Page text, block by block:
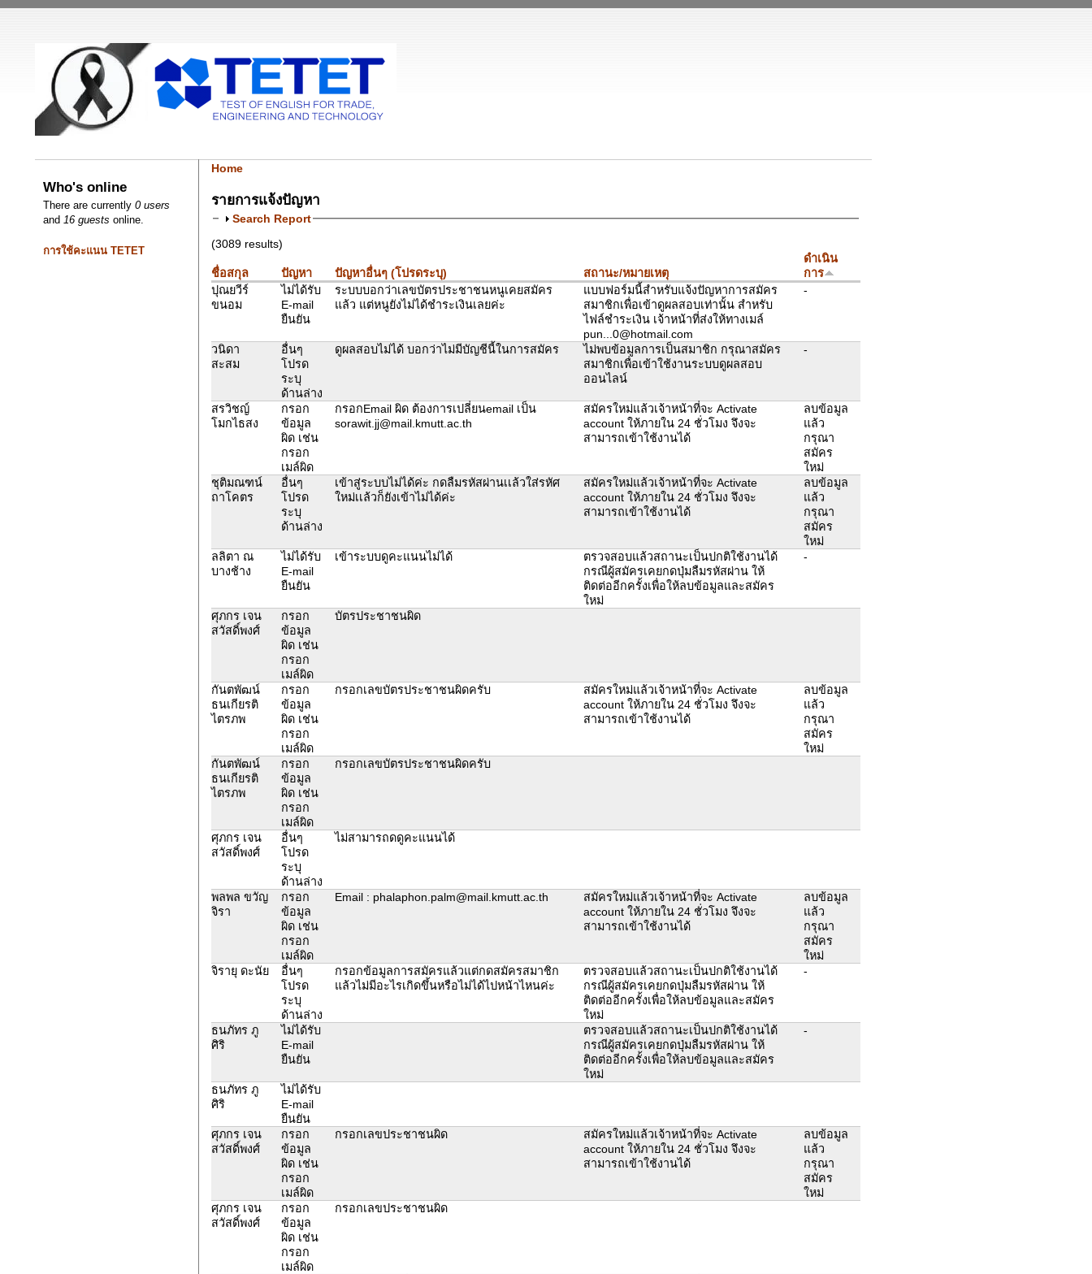
Who's online
There are currently0 users
and 16 guests online.
การใช้คะแนน TETET
Home
รายการแจ้งปัญหา
Search Report
(3089 results)
ชื่อสกุล ปัญหา ปัญหาอื่นๆ (โปรดระบุ) สถานะ/หมายเหตุ
ดำเนิน
การ
ปุณยวีร์
ขนอม
ไม่ได้รับ
E-mail
ยืนยัน
ระบบบอกว่าเลขบัตรประชาชนหนูเคยสมัคร
แล้ว แต่หนูยังไม่ได้ชำระเงินเลยค่ะ
แบบฟอร์มนี้สำหรับแจ้งปัญหาการสมัคร
สมาชิกเพื่อเข้าดูผลสอบเท่านั้น สำหรับ
ไฟล์ชำระเงิน เจ้าหน้าที่ส่งให้ทางเมล์
pun...0@hotmail.com
-
วนิดา
สะสม
อื่นๆ
โปรด
ระบุ
ด้านล่าง
ดูผลสอบไม่ได้ บอกว่าไม่มีบัญชีนี้ในการสมัคร
ไม่พบข้อมูลการเป็นสมาชิก กรุณาสมัคร
สมาชิกเพื่อเข้าใช้งานระบบดูผลสอบ
ออนไลน์
-
สรวิชญ์
โมกไธสง
กรอก
ข้อมูล
ผิด เช่น
กรอก
เมล์ผิด
กรอกEmail ผิด ต้องการเปลี่ยนemail เป็น
sorawit.jj@mail.kmutt.ac.th
สมัครใหม่แล้วเจ้าหน้าที่จะ Activate
account ให้ภายใน 24 ชั่วโมง จึงจะ
สามารถเข้าใช้งานได้
ลบข้อมูล
แล้ว
กรุณา
สมัคร
ใหม่
ชุติมณฑน์
ถาโคตร
อื่นๆ
โปรด
ระบุ
ด้านล่าง
เข้าสู่ระบบไม่ได้ค่ะ กดลืมรหัสผ่านเเล้วใส่รหัศ
ใหม่เเล้วก็ยังเข้าไม่ได้ค่ะ
สมัครใหม่แล้วเจ้าหน้าที่จะ Activate
account ให้ภายใน 24 ชั่วโมง จึงจะ
สามารถเข้าใช้งานได้
ลบข้อมูล
แล้ว
กรุณา
สมัคร
ใหม่
ลลิตา ณ
บางช้าง
ไม่ได้รับ
E-mail
ยืนยัน
เข้าระบบดูคะแนนไม่ได้
ตรวจสอบแล้วสถานะเป็นปกติใช้งานได้
กรณีผู้สมัครเคยกดปุ่มลืมรหัสผ่าน ให้
ติดต่ออีกครั้งเพื่อให้ลบข้อมูลและสมัคร
ใหม่
-
ศุภกร เจน
สวัสดิ์พงศ์
กรอก
ข้อมูล
ผิด เช่น
กรอก
เมล์ผิด
บัตรประชาชนผิด
กันตพัฒน์
ธนเกียรติ
ไตรภพ
กรอก
ข้อมูล
ผิด เช่น
กรอก
เมล์ผิด
กรอกเลขบัตรประชาชนผิดครับ
สมัครใหม่แล้วเจ้าหน้าที่จะ Activate
account ให้ภายใน 24 ชั่วโมง จึงจะ
สามารถเข้าใช้งานได้
ลบข้อมูล
แล้ว
กรุณา
สมัคร
ใหม่
กันตพัฒน์
ธนเกียรติ
ไตรภพ
กรอก
ข้อมูล
ผิด เช่น
กรอก
เมล์ผิด
กรอกเลขบัตรประชาชนผิดครับ
ศุภกร เจน
สวัสดิ์พงศ์
อื่นๆ
โปรด
ระบุ
ด้านล่าง
ไม่สามารถดดูคะแนนได้
พลพล ขวัญ
จิรา
กรอก
ข้อมูล
ผิด เช่น
กรอก
เมล์ผิด
Email : phalaphon.palm@mail.kmutt.ac.th
สมัครใหม่แล้วเจ้าหน้าที่จะ Activate
account ให้ภายใน 24 ชั่วโมง จึงจะ
สามารถเข้าใช้งานได้
ลบข้อมูล
แล้ว
กรุณา
สมัคร
ใหม่
จิรายุ ดะนัย
อื่นๆ
โปรด
ระบุ
ด้านล่าง
กรอกข้อมูลการสมัครแล้วแต่กดสมัครสมาชิก
แล้วไม่มีอะไรเกิดขึ้นหรือไม่ได้ไปหน้าไหนค่ะ
ตรวจสอบแล้วสถานะเป็นปกติใช้งานได้
กรณีผู้สมัครเคยกดปุ่มลืมรหัสผ่าน ให้
ติดต่ออีกครั้งเพื่อให้ลบข้อมูลและสมัคร
ใหม่
-
ธนภัทร ภู
ศิริ
ไม่ได้รับ
E-mail
ยืนยัน
ตรวจสอบแล้วสถานะเป็นปกติใช้งานได้
กรณีผู้สมัครเคยกดปุ่มลืมรหัสผ่าน ให้
ติดต่ออีกครั้งเพื่อให้ลบข้อมูลและสมัคร
ใหม่
-
ธนภัทร ภู
ศิริ
ไม่ได้รับ
E-mail
ยืนยัน
ศุภกร เจน
สวัสดิ์พงศ์
กรอก
ข้อมูล
ผิด เช่น
กรอก
เมล์ผิด
กรอกเลขประชาชนผิด
สมัครใหม่แล้วเจ้าหน้าที่จะ Activate
account ให้ภายใน 24 ชั่วโมง จึงจะ
สามารถเข้าใช้งานได้
ลบข้อมูล
แล้ว
กรุณา
สมัคร
ใหม่
ศุภกร เจน
สวัสดิ์พงศ์
กรอก
ข้อมูล
ผิด เช่น
กรอก
เมล์ผิด
กรอกเลขประชาชนผิด